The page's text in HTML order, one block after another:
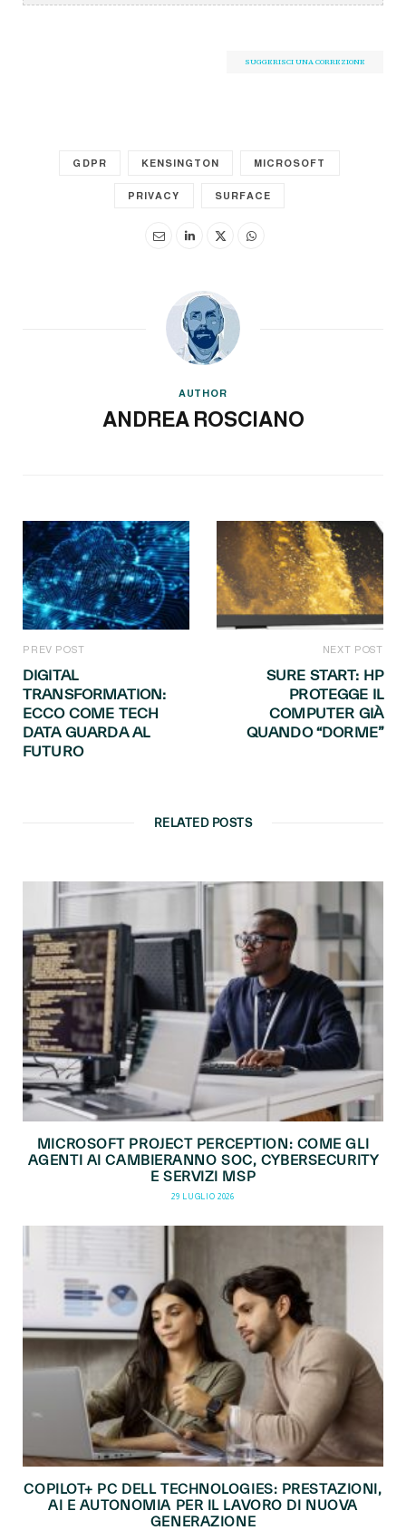
SUGGERISCI UNA CORREZIONE
GDPR KENSINGTON MICROSOFT
PRIVACY SURFACE
AUTHOR
ANDREA ROSCIANO
PREV POST
DIGITAL
TRANSFORMATION:
ECCO COME TECH
DATA GUARDA AL
FUTURO
NEXT POST
SURE START: HP
PROTEGGE IL
COMPUTER GIÀ
QUANDO “DORME”
RELATED POSTS
MICROSOFT PROJECT PERCEPTION: COME GLI
AGENTI AI CAMBIERANNO SOC, CYBERSECURITY
E SERVIZI MSP
29 LUGLIO 2026
COPILOT+ PC DELL TECHNOLOGIES: PRESTAZIONI,
AI E AUTONOMIA PER IL LAVORO DI NUOVA
GENERAZIONE